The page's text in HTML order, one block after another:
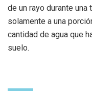
de un rayo durante
solamente a una
cantidad de agua que
suelo.